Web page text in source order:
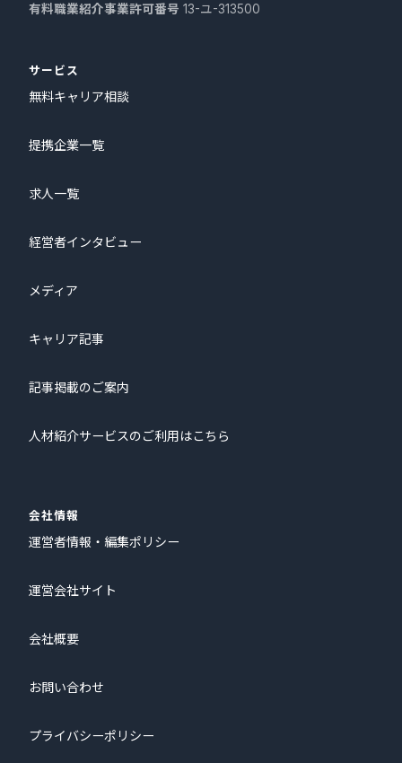
有料職業紹介事業許可番号 13-ユ-313500
サービス
無料キャリア相談
提携企業一覧
求人一覧
経営者インタビュー
メディア
キャリア記事
記事掲載のご案内
人材紹介サービスのご利用はこちら
会社情報
運営者情報・編集ポリシー
運営会社サイト
会社概要
お問い合わせ
プライバシーポリシー